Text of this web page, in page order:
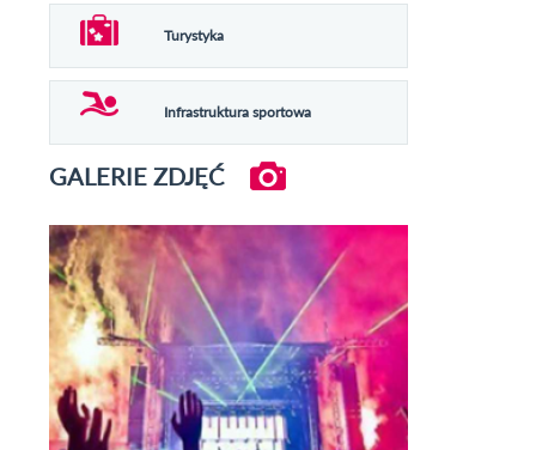
Turystyka
Infrastruktura sportowa
GALERIE ZDJĘĆ